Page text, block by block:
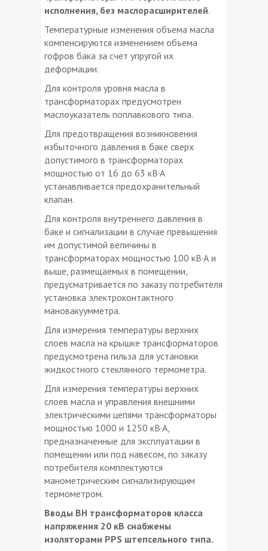
исполнения, без маслорасширителей.
Температурные изменения объема масла
компенсируются изменением объема
гофров бака за счет упругой их
деформации.
Для контроля уровня масла в
трансформаторах предусмотрен
маслоуказатель поплавкового типа.
Для предотвращения возникновения
избыточного давления в баке сверх
допустимого в трансформаторах
мощностью от 16 до 63 кВ·А
устанавливается предохранительный
клапан.
Для контроля внутреннего давления в
баке и сигнализации в случае превышения
им допустимой величины в
трансформаторах мощностью 100 кВ·А и
выше, размещаемых в помещении,
предусматривается по заказу потребителя
установка электроконтактного
мановакуумметра.
Для измерения температуры верхних
слоев масла на крышке трансформаторов
предусмотрена гильза для установки
жидкостного стеклянного термометра.
Для измерения температуры верхних
слоев масла и управления внешними
электрическими цепями трансформаторы
мощностью 1000 и 1250 кВ·А,
предназначенные для эксплуатации в
помещении или под навесом, по заказу
потребителя комплектуются
манометрическим сигнализирующим
термометром.
Вводы ВН трансформаторов класса
напряжения 20 кВ снабжены
изоляторами PPS штепсельного типа.